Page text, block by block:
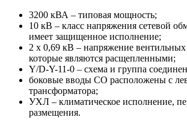
3200 кВА – типовая мощность;
10 кВ – класс напряжения сетевой
имеет защищенное исполнение;
2 х 0,69 кВ – напряжение
которые являются расщепленными;
Y/D-Y-11-0 – схема и группа
боковые вводы СО расположены с
трансформатора;
УХЛ – климатическое исполнение,
размещения.